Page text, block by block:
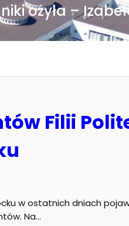
ożyła –
Filii
w ostatnich dniach
Na…